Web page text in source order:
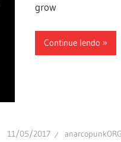
grow
Continue lendo
11/05/2017 anarcopunkORG